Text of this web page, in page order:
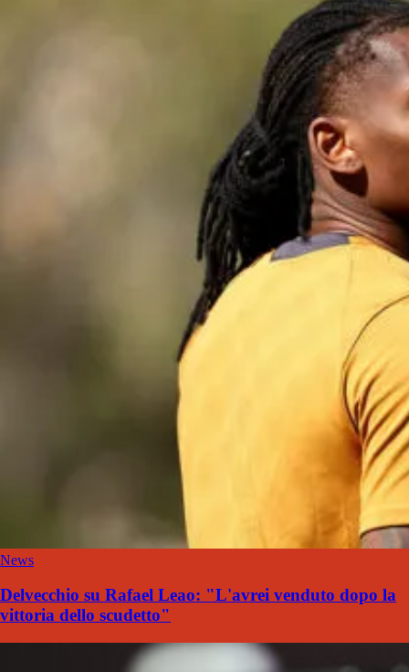
News
Delvecchio su Rafael Leao: "L'avrei venduto dopo la
vittoria dello scudetto"